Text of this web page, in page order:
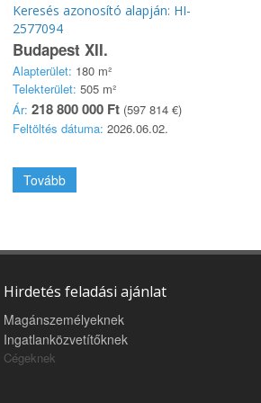
Keresés azonosító alapján: HI-
2577094
Budapest XII.
Alapterület: 180 m²
Telekterület: 505 m²
Ár: 218 800 000 Ft (597 814 €)
Feltöltés dátuma: 2026.06.02.
Tovább
Hirdetés feladási ajánlat
Magánszemélyeknek
Ingatlanközvetítőknek
Cégeknek